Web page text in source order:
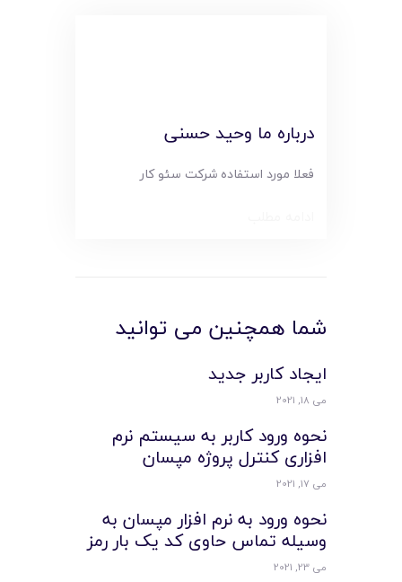
درباره ما وحید حسنی
فعلا مورد استفاده شرکت سئو کار
شما همچنین می توانید
ایجاد کاربر جدید
می 18, 2021
نحوه ورود کاربر به سیستم نرم
افزاری کنترل پروژه مپسان
می 17, 2021
نحوه ورود به نرم افزار مپسان به
وسیله تماس حاوی کد یک بار رمز
می 23, 2021